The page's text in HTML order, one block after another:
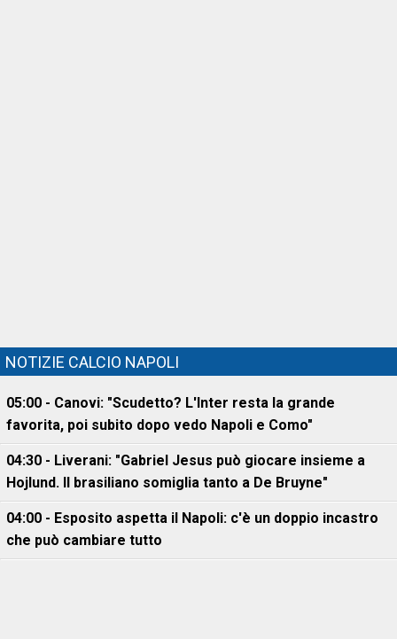
NOTIZIE CALCIO NAPOLI
05:00 - Canovi: "Scudetto? L'Inter resta la grande
favorita, poi subito dopo vedo Napoli e Como"
04:30 - Liverani: "Gabriel Jesus può giocare insieme a
Hojlund. Il brasiliano somiglia tanto a De Bruyne"
04:00 - Esposito aspetta il Napoli: c'è un doppio incastro
che può cambiare tutto